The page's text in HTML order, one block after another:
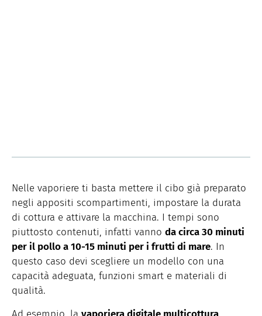
Nelle vaporiere ti basta mettere il cibo già preparato
negli appositi scompartimenti, impostare la durata
di cottura e attivare la macchina. I tempi sono
piuttosto contenuti, infatti vanno da circa 30 minuti
per il pollo a 10-15 minuti per i frutti di mare. In
questo caso devi scegliere un modello con una
capacità adeguata, funzioni smart e materiali di
qualità.